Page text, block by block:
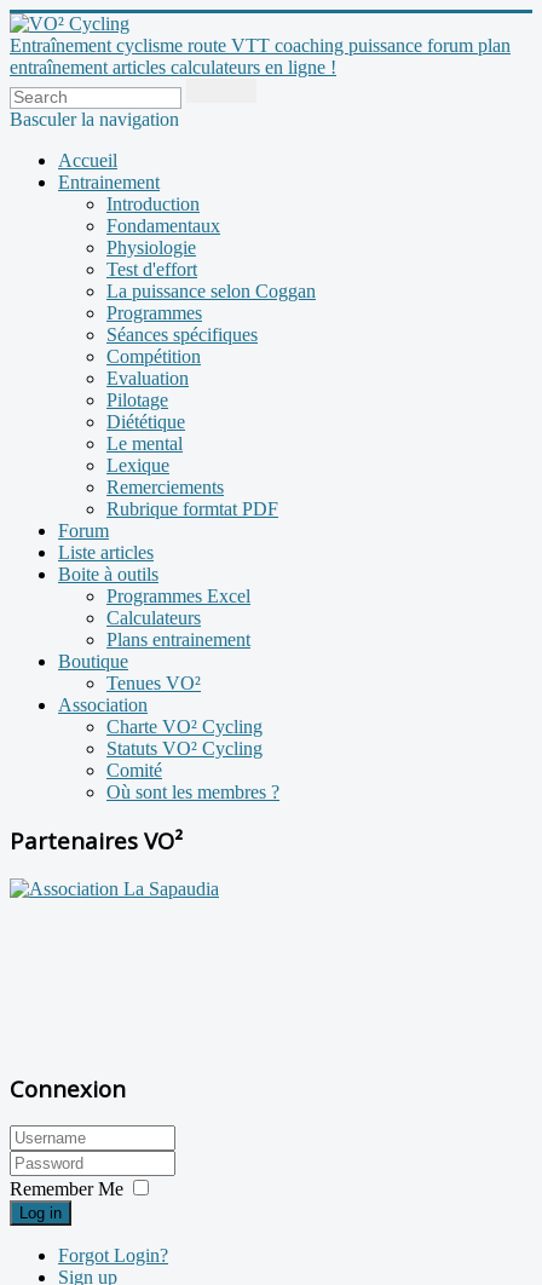
Entraînement cyclisme route VTT coaching puissance forum plan
entraînement articles calculateurs en ligne !
Basculer la navigation
Accueil
Entrainement
Introduction
Fondamentaux
Physiologie
Test d'effort
La puissance selon Coggan
Programmes
Séances spécifiques
Compétition
Evaluation
Pilotage
Diététique
Le mental
Lexique
Remerciements
Rubrique formtat PDF
Forum
Liste articles
Boite à outils
Programmes Excel
Calculateurs
Plans entrainement
Boutique
Tenues VO²
Association
Charte VO² Cycling
Statuts VO² Cycling
Comité
Où sont les membres ?
Partenaires VO²
Connexion
Remember Me
Log in
Forgot Login?
Sign up